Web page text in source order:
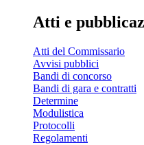
Atti e
Atti del Commissario
Avvisi pubblici
Bandi di concorso
Bandi di gara e contratti
Determine
Modulistica
Protocolli
Regolamenti